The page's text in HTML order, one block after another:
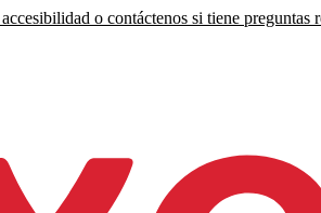
o contáctenos si tiene preguntas